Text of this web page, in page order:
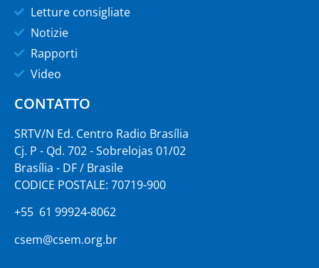
Letture consigliate
Notizie
Rapporti
Video
CONTATTO
SRTV/N Ed. Centro Radio Brasília
Cj. P - Qd. 702 - Sobrelojas 01/02
Brasília - DF / Brasile
CODICE POSTALE: 70719-900
+55 61 99924-8062
csem@csem.org.br